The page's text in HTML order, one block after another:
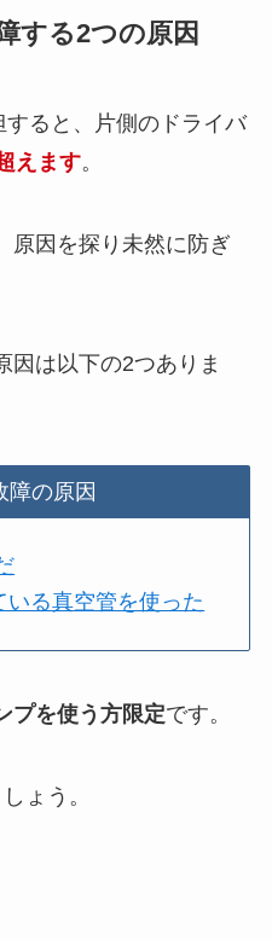
する2つの原因
ると、片側のドライバ
えます。
原因を探り未然に防ぎ
因は以下の2つありま
障の原因
る真空管を使った
プを使う方限定です。
ょう。